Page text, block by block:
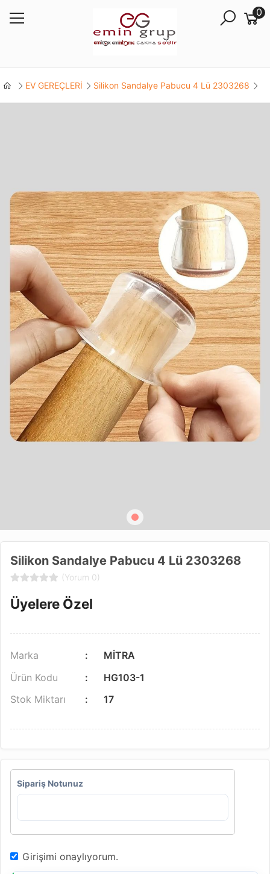
0
EV GEREÇLERİ Silikon Sandalye Pabucu 4 Lü 2303268
Silikon Sandalye Pabucu 4 Lü 2303268
(Yorum 0)
Üyelere Özel
Marka
MİTRA
Ürün Kodu
HG103-1
Stok Miktarı
17
Sipariş Notunuz
Girişimi onaylıyorum.